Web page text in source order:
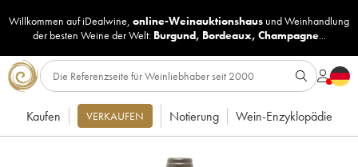
Willkommen auf iDealwine, online-Weinauktionshaus undWeinhandlung
der besten Weine der Welt: Burgund, Bordeaux, Champagne...
Kaufen VERKAUFEN Notierung Wein-Enzyklopädie